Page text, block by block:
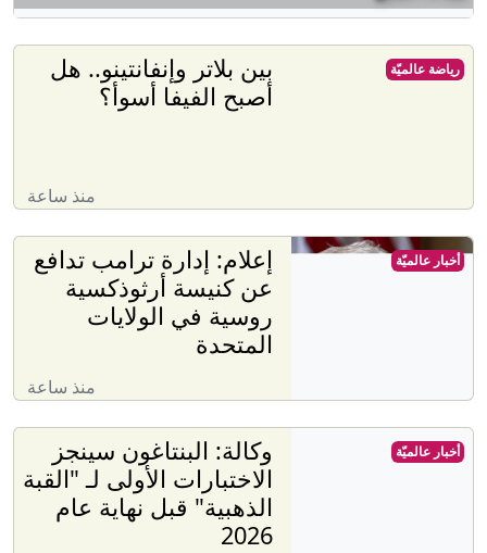
بين بلاتر وإنفانتينو.. هل
أصبح الفيفا أسوأ؟
منذ ساعة
رياضة عالميّة
إعلام: إدارة ترامب تدافع
عن كنيسة أرثوذكسية
روسية في الولايات
المتحدة
منذ ساعة
أخبار عالميّة
وكالة: البنتاغون سينجز
الاختبارات الأولى لـ "القبة
الذهبية" قبل نهاية عام
2026
أخبار عالميّة